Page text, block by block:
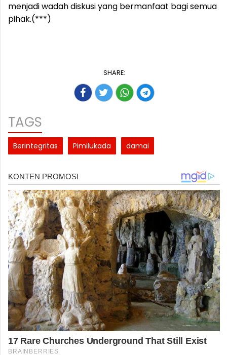
menjadi wadah diskusi yang bermanfaat bagi semua
pihak.(***)
SHARE:
TAGS
Berintegritas Pimilukada damai